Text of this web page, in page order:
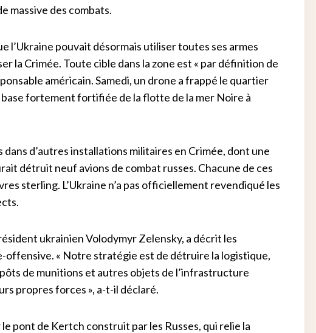
massive des combats.
l’Ukraine pouvait désormais utiliser toutes ses armes
la Crimée. Toute cible dans la zone est « par définition de
américain. Samedi, un drone a frappé le quartier
fortement fortifiée de la flotte de la mer Noire à
dans d’autres installations militaires en Crimée, dont une
détruit neuf avions de combat russes. Chacune de ces
sterling. L’Ukraine n’a pas officiellement revendiqué les
ukrainien Volodymyr Zelensky, a décrit les
offensive. « Notre stratégie est de détruire la logistique,
de munitions et autres objets de l’infrastructure
propres forces », a-t-il déclaré.
pont de Kertch construit par les Russes, qui relie la